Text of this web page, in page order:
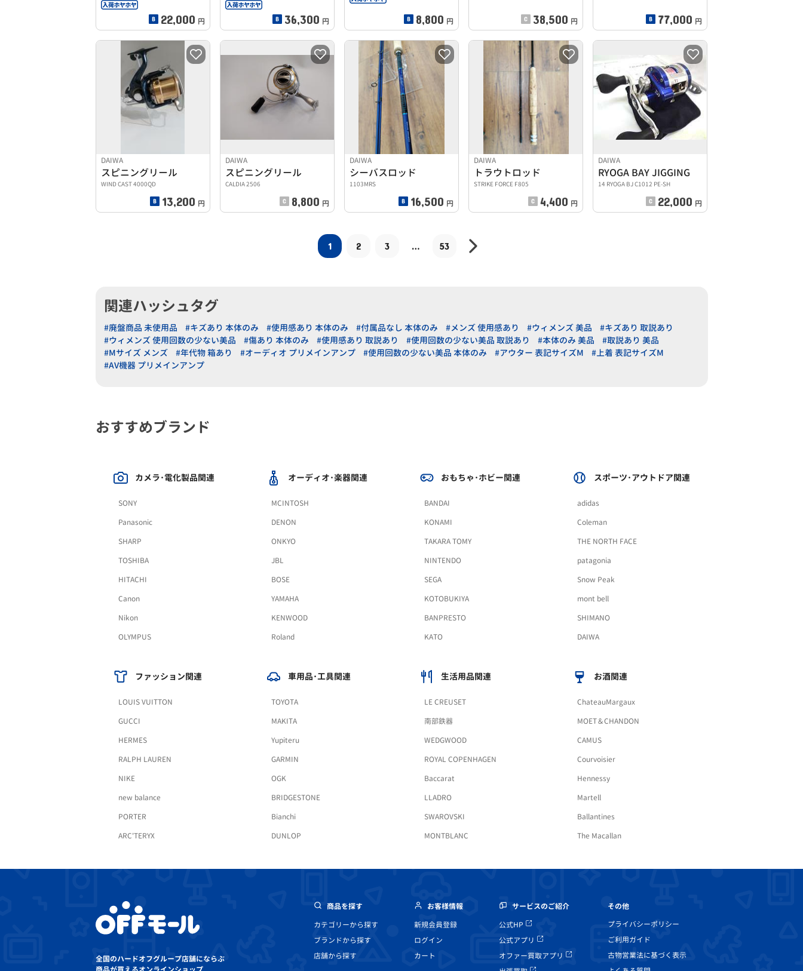
22,000 円 36,300 円 8,800 円 38,500 円 77,000 円
DAIWA
スピニングリール
WIND CAST 4000QD
13,200 円
DAIWA
スピニングリール
CALDIA 2506
8,800 円
DAIWA
シーバスロッド
1103MRS
16,500 円
DAIWA
トラウトロッド
STRIKE FORCE F805
4,400 円
DAIWA
RYOGA BAY JIGGING
14 RYOGA BJ C1012 PE-SH
22,000 円
1 2 3 … 53
関連ハッシュタグ
#廃盤商品 未使用品 #キズあり 本体のみ #使用感あり 本体のみ #付属品なし 本体のみ #メンズ 使用感あり #ウィメンズ 美品
#キズあり 取説あり
#ウィメンズ 使用回数の少ない美品
#傷あり 本体のみ #使用感あり 取説あり #使用回数の少ない美品 取説あり #本体のみ 美品
#取説あり 美品
#Mサイズ メンズ
#年代物 箱あり #オーディオ プリメインアンプ #使用回数の少ない美品 本体のみ #アウター 表記サイズM
#上着 表記サイズM
#AV機器 プリメインアンプ
おすすめブランド
カメラ･電化製品関連
SONY
Panasonic
SHARP
TOSHIBA
HITACHI
Canon
Nikon
OLYMPUS
オーディオ･楽器関連
MCINTOSH
DENON
ONKYO
JBL
BOSE
YAMAHA
KENWOOD
Roland
おもちゃ･ホビー関連
BANDAI
KONAMI
TAKARA TOMY
NINTENDO
SEGA
KOTOBUKIYA
BANPRESTO
KATO
スポーツ･アウトドア関連
adidas
Coleman
THE NORTH FACE
patagonia
Snow Peak
mont bell
SHIMANO
DAIWA
ファッション関連
LOUIS VUITTON
GUCCI
HERMES
RALPH LAUREN
NIKE
new balance
PORTER
ARC'TERYX
車用品･工具関連
TOYOTA
MAKITA
Yupiteru
GARMIN
OGK
BRIDGESTONE
Bianchi
DUNLOP
生活用品関連
LE CREUSET
南部鉄器
WEDGWOOD
ROYAL COPENHAGEN
Baccarat
LLADRO
SWAROVSKI
MONTBLANC
お酒関連
ChateauMargaux
MOET＆CHANDON
CAMUS
Courvoisier
Hennessy
Martell
Ballantines
The Macallan
全国のハードオフグループ店舗にならぶ
商品を探す
カテゴリーから探す
ブランドから探す
店舗から探す
お客様情報
新規会員登録
ログイン
カート
サービスのご紹介
公式HP
公式アプリ
オファー買取アプリ
その他
プライバシーポリシー
ご利用ガイド
古物営業法に基づく表示